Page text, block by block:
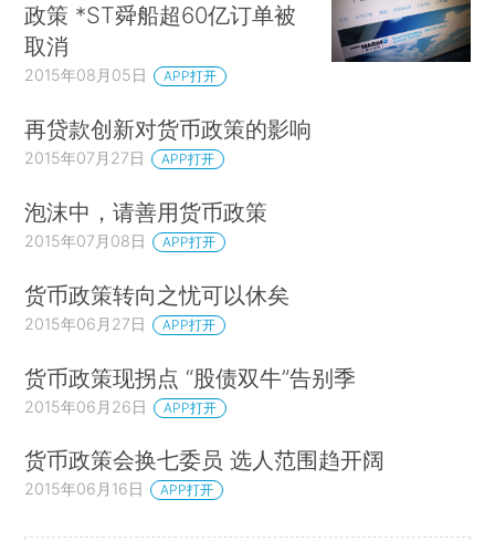
政策 *ST舜船超60亿订单被
取消
2015年08月05日 APP打开
再贷款创新对货币政策的影响
2015年07月27日 APP打开
泡沫中，请善用货币政策
2015年07月08日 APP打开
货币政策转向之忧可以休矣
2015年06月27日 APP打开
货币政策现拐点 “股债双牛”告别季
2015年06月26日 APP打开
货币政策会换七委员 选人范围趋开阔
2015年06月16日 APP打开